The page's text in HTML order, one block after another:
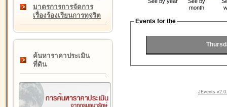
มาตรการการจัดการ
เรื่องร้องเรียนการทุจริต
ค้นหาราคาประเมิน
ที่ดิน
month
Events for the
JEvents